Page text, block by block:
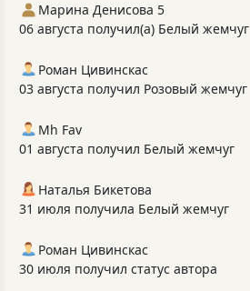
Марина Денисова 5
06 августа получил(а) Белый жемчуг
Роман Цивинскас
03 августа получил Розовый жемчуг
Mh Fav
01 августа получил Белый жемчуг
Наталья Бикетова
31 июля получила Белый жемчуг
Роман Цивинскас
30 июля получил статус автора